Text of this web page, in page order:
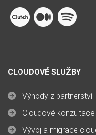
CLOUDOVÉ SLUŽBY
Výhody z partnerství
Cloudové konzultace
Vývoj a migrace